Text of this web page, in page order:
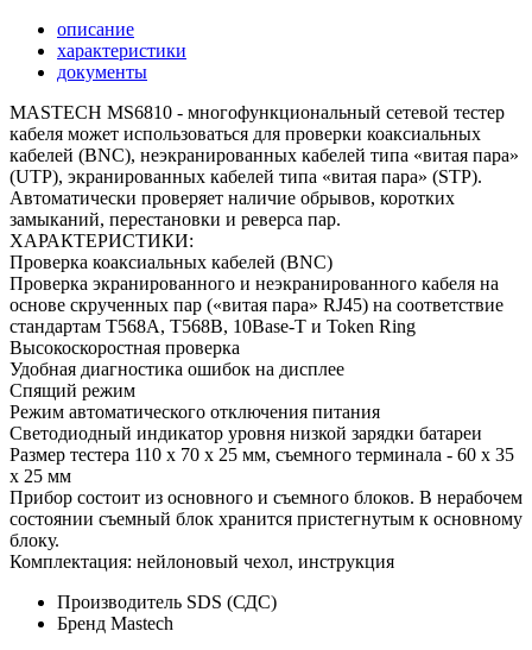
описание
характеристики
документы
MASTECH MS6810 - многофункциональный сетевой тестер
кабеля может использоваться для проверки коаксиальных
кабелей (BNC), неэкранированных кабелей типа «витая пара»
(UTP), экранированных кабелей типа «витая пара» (STP).
Автоматически проверяет наличие обрывов, коротких
замыканий, перестановки и реверса пар.
ХАРАКТЕРИСТИКИ:
Проверка коаксиальных кабелей (BNC)
Проверка экранированного и неэкранированного кабеля на
основе скрученных пар («витая пара» RJ45) на соответствие
стандартам T568A, T568B, 10Base-T и Token Ring
Высокоскоростная проверка
Удобная диагностика ошибок на дисплее
Спящий режим
Режим автоматического отключения питания
Светодиодный индикатор уровня низкой зарядки батареи
Размер тестера 110 х 70 х 25 мм, съемного терминала - 60 х 35
х 25 мм
Прибор состоит из основного и съемного блоков. В нерабочем
состоянии съемный блок хранится пристегнутым к основному
блоку.
Комплектация: нейлоновый чехол, инструкция
Производитель SDS (СДС)
Бренд Mastech